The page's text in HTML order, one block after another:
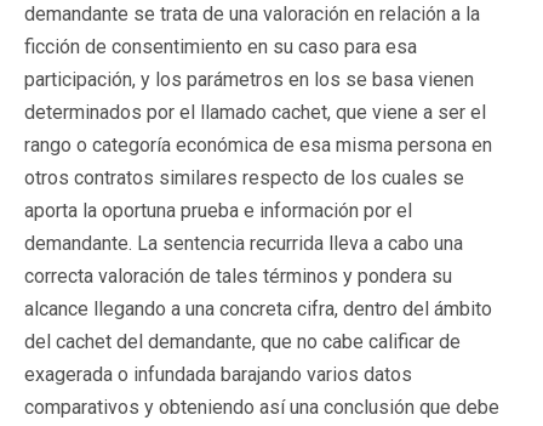
demandante se trata de una valoración en relación a la
ficción de consentimiento en su caso para esa
participación, y los parámetros en los se basa vienen
determinados por el llamado cachet, que viene a ser el
rango o categoría económica de esa misma persona en
otros contratos similares respecto de los cuales se
aporta la oportuna prueba e información por el
demandante. La sentencia recurrida lleva a cabo una
correcta valoración de tales términos y pondera su
alcance llegando a una concreta cifra, dentro del ámbito
del cachet del demandante, que no cabe calificar de
exagerada o infundada barajando varios datos
comparativos y obteniendo así una conclusión que debe